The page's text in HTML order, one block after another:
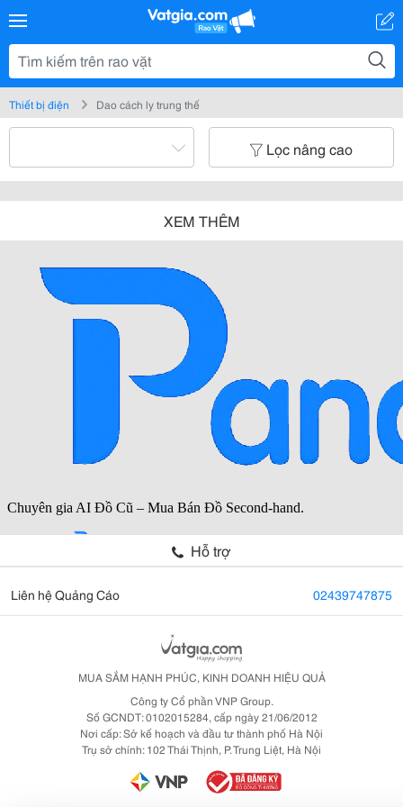
Thiết bị điện Dao cách ly trung thế
Lọc nâng cao
XEM THÊM
Hỗ trợ
Liên hệ Quảng Cáo 02439747875
MUA SẮM HẠNH PHÚC, KINH DOANH HIỆU QUẢ
Công ty Cổ phần VNP Group.
Số GCNDT: 0102015284, cấp ngày 21/06/2012
Nơi cấp: Sở kế hoạch và đầu tư thành phố Hà Nội
Trụ sở chính: 102 Thái Thịnh, P. Trung Liệt, Hà Nội